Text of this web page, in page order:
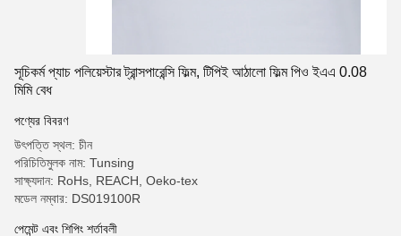
সূচিকর্ম প্যাচ পলিয়েস্টার ট্রান্সপারেন্সি ফিল্ম, টিপিই আঠালো ফিল্ম পিও ইএএ 0.08
মিমি বেধ
পণ্যের বিবরণ
উৎপত্তি স্থল: চীন
পরিচিতিমুলক নাম: Tunsing
সাক্ষ্যদান: RoHs, REACH, Oeko-tex
মডেল নম্বার: DS019100R
পেমেন্ট এবং শিপিং শর্তাবলী